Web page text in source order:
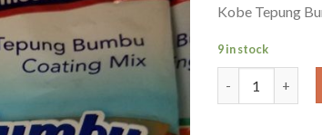
Kobe Tepung
9 in stock